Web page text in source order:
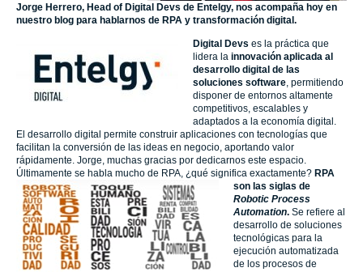
Jorge Herrero, Head of Digital Devs de Entelgy, nos acompaña hoy en
nuestro blog para hablarnos de RPA y transformación digital.
Digital Devs es la práctica que
lidera la innovación aplicada al
desarrollo digital de las
soluciones software, permitiendo
disponer de entornos altamente
competitivos, escalables y
adaptados a la economía digital.
El desarrollo digital permite construir aplicaciones con tecnologías que
facilitan la conversión de las ideas en negocio, aportando valor
rápidamente. Jorge, muchas gracias por dedicarnos este espacio.
Últimamente se habla mucho de RPA, ¿qué significa exactamente? RPA
son las siglas de
Robotic Process
Automation. Se refiere al
desarrollo de soluciones
tecnológicas para la
ejecución automatizada
de los procesos de